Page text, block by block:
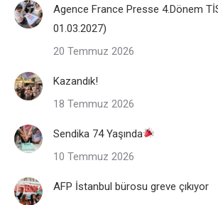
Agence France Presse 4.Dönem
01.03.2027)
20 Temmuz 2026
Kazandık!
18 Temmuz 2026
Sendika 74 Yaşında
10 Temmuz 2026
AFP İstanbul bürosu greve çıkıyor